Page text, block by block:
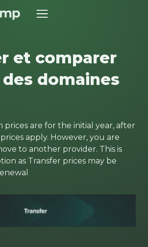
et comparer
domaines
prices are for the initial year, after
apply. However, you are
to another provider. This is
as Transfer prices may be